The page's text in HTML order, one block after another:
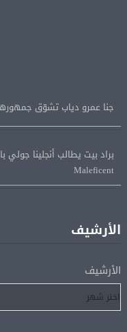
Maleficent
لإتمام انتقاله إلى طرابزون سبور
الأرشيف
الأرشيف